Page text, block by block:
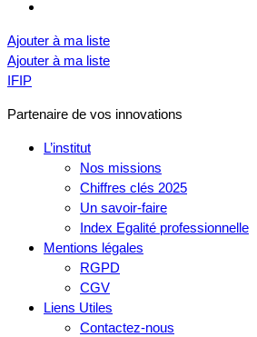
Ajouter à ma liste
Ajouter à ma liste
IFIP
Partenaire de vos innovations
L’institut
Nos missions
Chiffres clés 2025
Un savoir-faire
Index Egalité professionnelle
Mentions légales
RGPD
CGV
Liens Utiles
Contactez-nous